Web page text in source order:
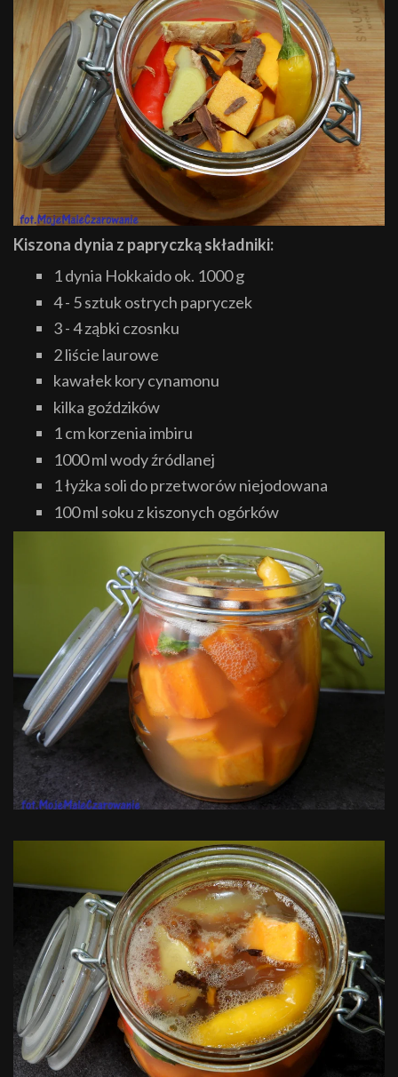
Kiszona dynia z papryczką składniki:
1 dynia Hokkaido ok. 1000 g
4 - 5 sztuk ostrych papryczek
3 - 4 ząbki czosnku
2 liście laurowe
kawałek kory cynamonu
kilka goździków
1 cm korzenia imbiru
1000 ml wody źródlanej
1 łyżka soli do przetworów niejodowana
100 ml soku z kiszonych ogórków